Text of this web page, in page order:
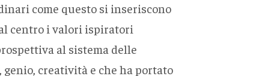
come questo si inseriscono
centro i valori ispiratori
al sistema delle
genio, creatività e che ha portato